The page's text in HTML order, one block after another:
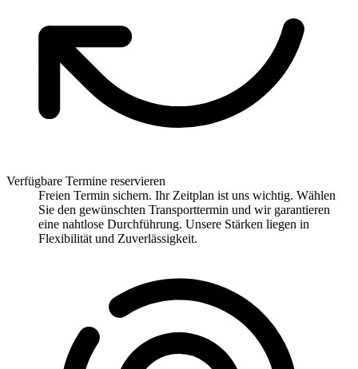
Verfügbare Termine reservieren
Freien Termin sichern. Ihr Zeitplan ist uns wichtig. Wählen
Sie den gewünschten Transporttermin und wir garantieren
eine nahtlose Durchführung. Unsere Stärken liegen in
Flexibilität und Zuverlässigkeit.